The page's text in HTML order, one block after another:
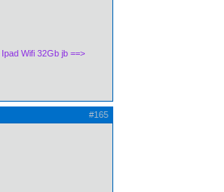
Ipad Wifi 32Gb jb ==>
#165